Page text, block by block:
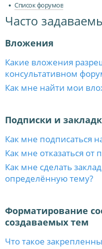
Список форумов
Часто
Вложения
Какие вложения
консультативном
Как мне найти мои
Подписки и
Как мне подписаться
Как мне отказаться от
Как мне сделать
определённую тему?
Форматирование
создаваемых тем
Что такое